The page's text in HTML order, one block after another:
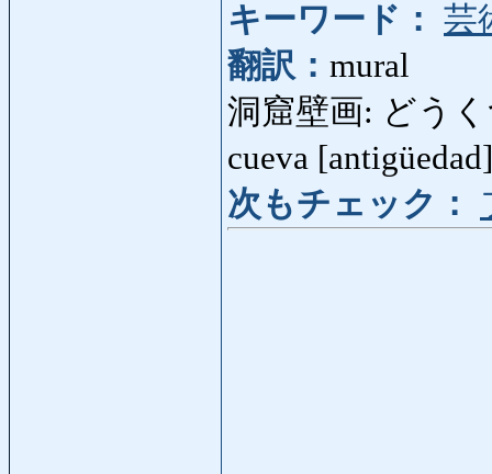
キーワード： 芸
翻訳： mural
洞窟壁画: どうく
cueva
次もチェック：